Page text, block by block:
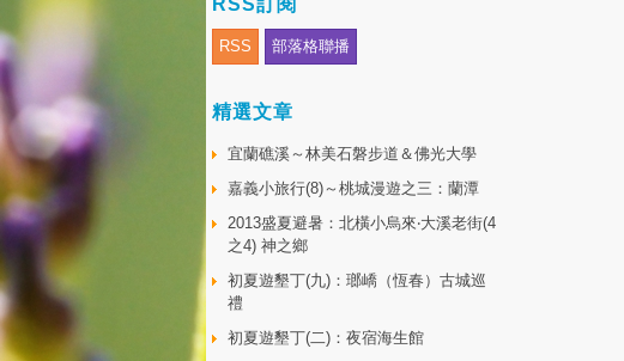
RSS訂閱
RSS 部落格聯播
精選文章
宜蘭礁溪～林美石磐步道＆佛光大學
嘉義小旅行(8)～桃城漫遊之三：蘭潭
2013盛夏避暑：北橫小烏來‧大溪老街(4
之4) 神之鄉
初夏遊墾丁(九)：瑯嶠（恆春）古城巡
禮
初夏遊墾丁(二)：夜宿海生館